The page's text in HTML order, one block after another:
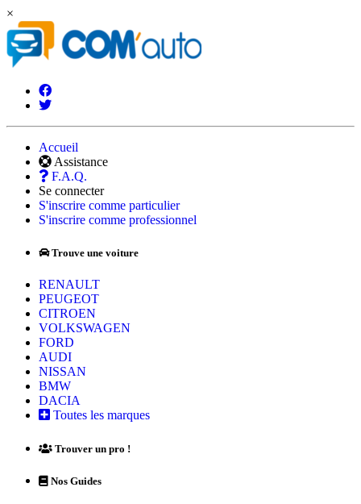
×
Accueil
Assistance
F.A.Q.
Se connecter
S'inscrire comme particulier
S'inscrire comme professionnel
Trouve une voiture
RENAULT
PEUGEOT
CITROEN
VOLKSWAGEN
FORD
AUDI
NISSAN
BMW
DACIA
Toutes les marques
Trouver un pro !
Nos Guides